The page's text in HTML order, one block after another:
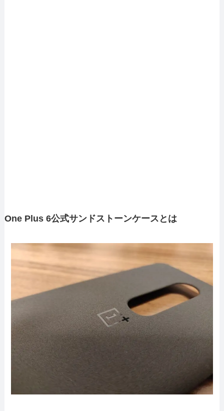
One Plus 6公式サンドストーンケースとは